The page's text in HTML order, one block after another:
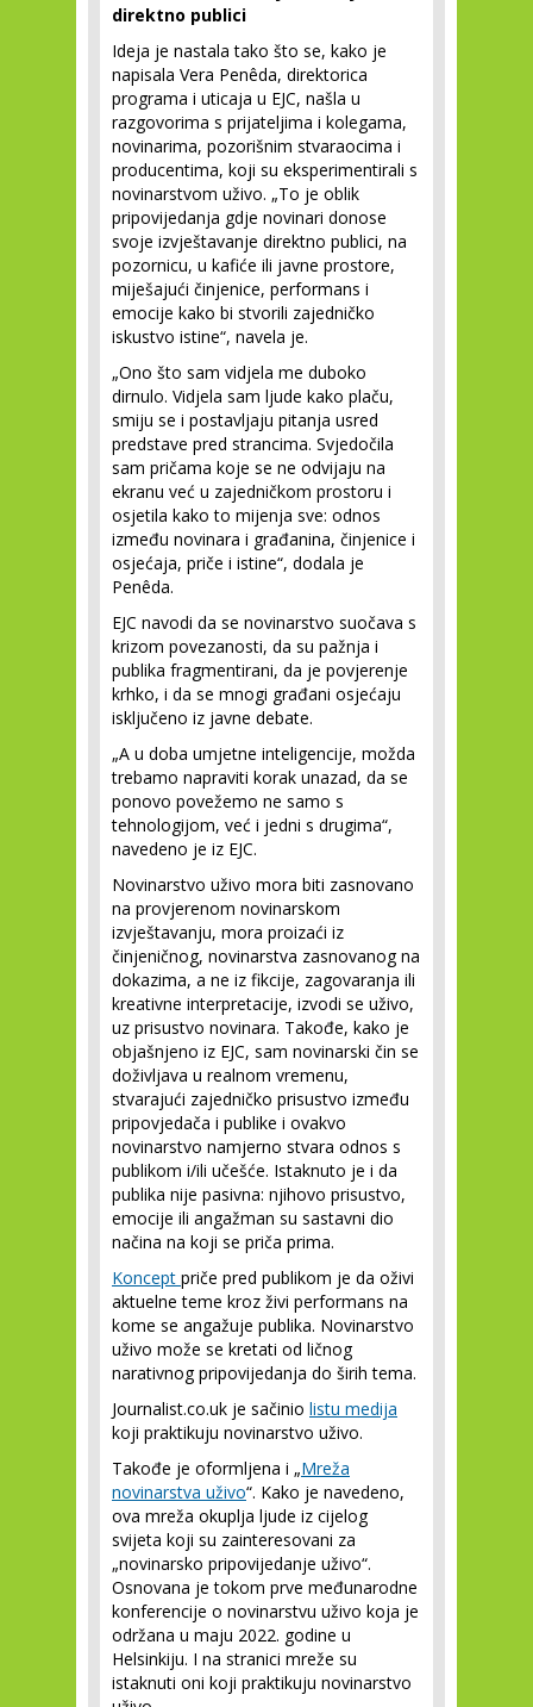
direktno publici
Ideja je nastala tako što se, kako je
napisala Vera Penêda, direktorica
programa i uticaja u EJC, našla u
razgovorima s prijateljima i kolegama,
novinarima, pozorišnim stvaraocima i
producentima, koji su eksperimentirali s
novinarstvom uživo. „To je oblik
pripovijedanja gdje novinari donose
svoje izvještavanje direktno publici, na
pozornicu, u kafiće ili javne prostore,
miješajući činjenice, performans i
emocije kako bi stvorili zajedničko
iskustvo istine“, navela je.
„Ono što sam vidjela me duboko
dirnulo. Vidjela sam ljude kako plaču,
smiju se i postavljaju pitanja usred
predstave pred strancima. Svjedočila
sam pričama koje se ne odvijaju na
ekranu već u zajedničkom prostoru i
osjetila kako to mijenja sve: odnos
između novinara i građanina, činjenice i
osjećaja, priče i istine“, dodala je
Penêda.
EJC navodi da se novinarstvo suočava s
krizom povezanosti, da su pažnja i
publika fragmentirani, da je povjerenje
krhko, i da se mnogi građani osjećaju
isključeno iz javne debate.
„A u doba umjetne inteligencije, možda
trebamo napraviti korak unazad, da se
ponovo povežemo ne samo s
tehnologijom, već i jedni s drugima“,
navedeno je iz EJC.
Novinarstvo uživo mora biti zasnovano
na provjerenom novinarskom
izvještavanju, mora proizaći iz
činjeničnog, novinarstva zasnovanog na
dokazima, a ne iz fikcije, zagovaranja ili
kreativne interpretacije, izvodi se uživo,
uz prisustvo novinara. Takođe, kako je
objašnjeno iz EJC, sam novinarski čin se
doživljava u realnom vremenu,
stvarajući zajedničko prisustvo između
pripovjedača i publike i ovakvo
novinarstvo namjerno stvara odnos s
publikom i/ili učešće. Istaknuto je i da
publika nije pasivna: njihovo prisustvo,
emocije ili angažman su sastavni dio
načina na koji se priča prima.
Koncept priče pred publikom je da oživi
aktuelne teme kroz živi performans na
kome se angažuje publika. Novinarstvo
uživo može se kretati od ličnog
narativnog pripovijedanja do širih tema.
Journalist.co.uk je sačinio listu medija
koji praktikuju novinarstvo uživo.
Takođe je oformljena i „Mreža
novinarstva uživo“. Kako je navedeno,
ova mreža okuplja ljude iz cijelog
svijeta koji su zainteresovani za
„novinarsko pripovijedanje uživo“.
Osnovana je tokom prve međunarodne
konferencije o novinarstvu uživo koja je
održana u maju 2022. godine u
Helsinkiju. I na stranici mreže su
istaknuti oni koji praktikuju novinarstvo